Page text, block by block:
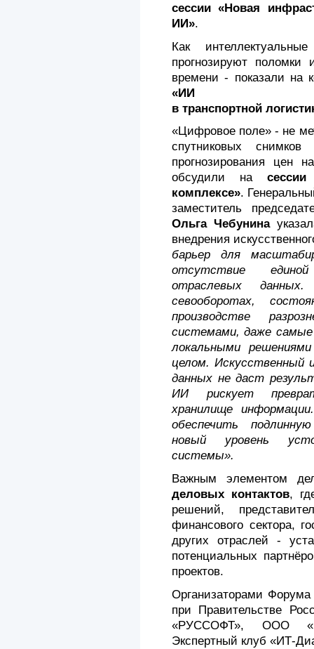
сессии «Новая
ИИ».
Как
прогнозируют
времени - показали на
«ИИ
в транспортной
«Цифровое поле» - не
спутниковых
прогнозирования
обсудили на
комплексе».
заместитель
Ольга Чебунина
внедрения
барьер для
отсутствие
отраслевых
севооборотах,
производстве
системами, даже
локальными
целом. Искусственный
данных не даст
ИИ рискует
хранилище
обеспечить
новый уровень
системы».
Важным элементом
деловых контактов,
решений,
финансового сектора,
других отраслей -
потенциальных
проектов.
Организаторами
при Правительстве
«РУССОФТ», ООО
Экспертный клуб «ИТ-